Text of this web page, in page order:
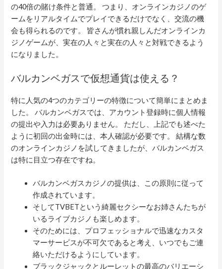
の40倍の賭け条件と普通。 つまり、オンラインカジノのゲ
ームをリアルタイムでプレイできるだけでなく、交流の機
会も得られるのです。 皆さんが慣れ親しんだオンラインカ
ジノゲームが、実在の人々と実在の人々と対戦できるよう
になりました。
バルカンベガスで仮想通貨は使える？
特に人気の4つのカテゴリーの特徴について簡単にまとめま
した。 バルカンベガスでは、アカウント登録時に個人情報
の提出や入力は必要ありません。 ただし、上記でも述べた
ように初回の出金時には、本人確認が必要です。 結構な数
のオンラインカジノを試してきましたが、バルカンベガス
は特に目立つ存在ですね。
バルカンベガスカジノの提供は、この原則に従って
作成されています。
そしてTVBETという綺麗セクシーなお姉さんたちが
いるライブカジノも楽しめます。
そのためには、プロフェッショナルで迅速なカスタ
マーサービスが不可欠であると考え、いつでもご連
絡いただけるようにしています。
ブラックジャックとルーレットの最高のバリエーシ